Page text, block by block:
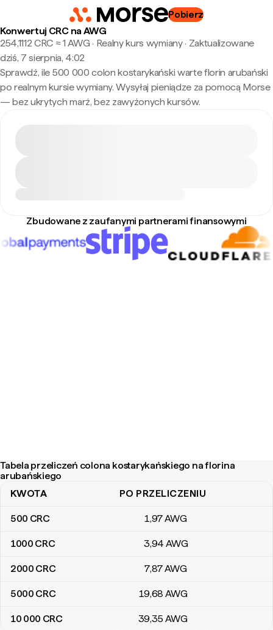
Pobierz
Konwertuj CRC na AWG
254,1112 CRC ≈ 1 AWG · Realny kurs wymiany· Zaktualizowane
dziś, 7 sierpnia, 4:02
Sprawdź, ile 500 000 colon kostarykański warte florin arubański
po realnym kursie wymiany. Wysyłaj pieniądze za pomocą Morse
— bez ukrytych marż, bez zawyżonych kursów.
Zbudowane z zaufanymi partnerami finansowymi
Tabela przeliczeń colona kostarykańskiego na florina
arubańskiego
Tabela przeliczeń colona kostarykańskiego na florina
KWOTA PO PRZELICZENIU
500 CRC 1,97AWG
1000 CRC 3,94 AWG
2000 CRC 7,87AWG
5000 CRC 19,68 AWG
10 000 CRC 39,35 AWG